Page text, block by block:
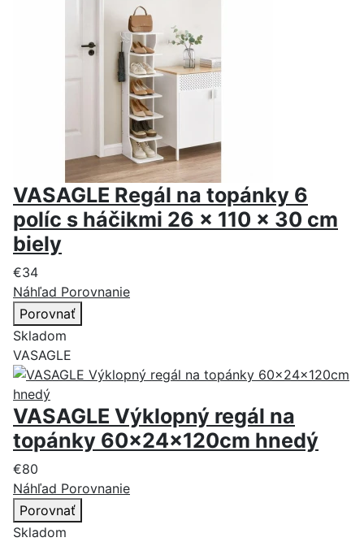
VASAGLE Regál na topánky 6
políc s háčikmi 26 x 110 x 30 cm
biely
€34
Náhľad Porovnanie
Porovnať
Skladom
VASAGLE
VASAGLE Výklopný regál na
topánky 60x24x120cm hnedý
€80
Náhľad Porovnanie
Porovnať
Skladom